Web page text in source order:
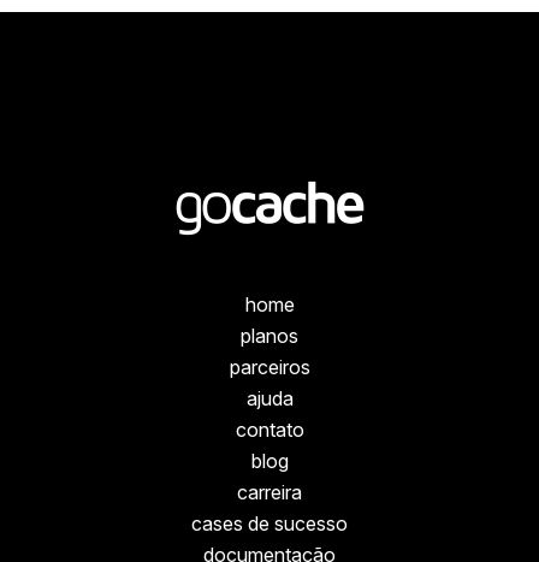
home
planos
parceiros
ajuda
contato
blog
carreira
cases de sucesso
documentação